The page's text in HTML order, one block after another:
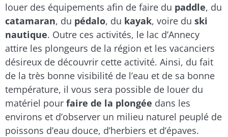
louer des équipements afin de faire du paddle, du
catamaran, du pédalo, du kayak, voire du ski
nautique. Outre ces activités, le lac d’Annecy
attire les plongeurs de la région et les vacanciers
désireux de découvrir cette activité. Ainsi, du fait
de la très bonne visibilité de l’eau et de sa bonne
température, il vous sera possible de louer du
matériel pour faire de la plongée dans les
environs et d’observer un milieu naturel peuplé de
poissons d’eau douce, d’herbiers et d’épaves.